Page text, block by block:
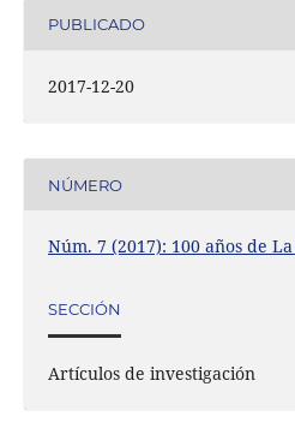
PUBLICADO
2017-12-20
NÚMERO
Núm. 7 (2017): 100 años de
SECCIÓN
Artículos de investigación